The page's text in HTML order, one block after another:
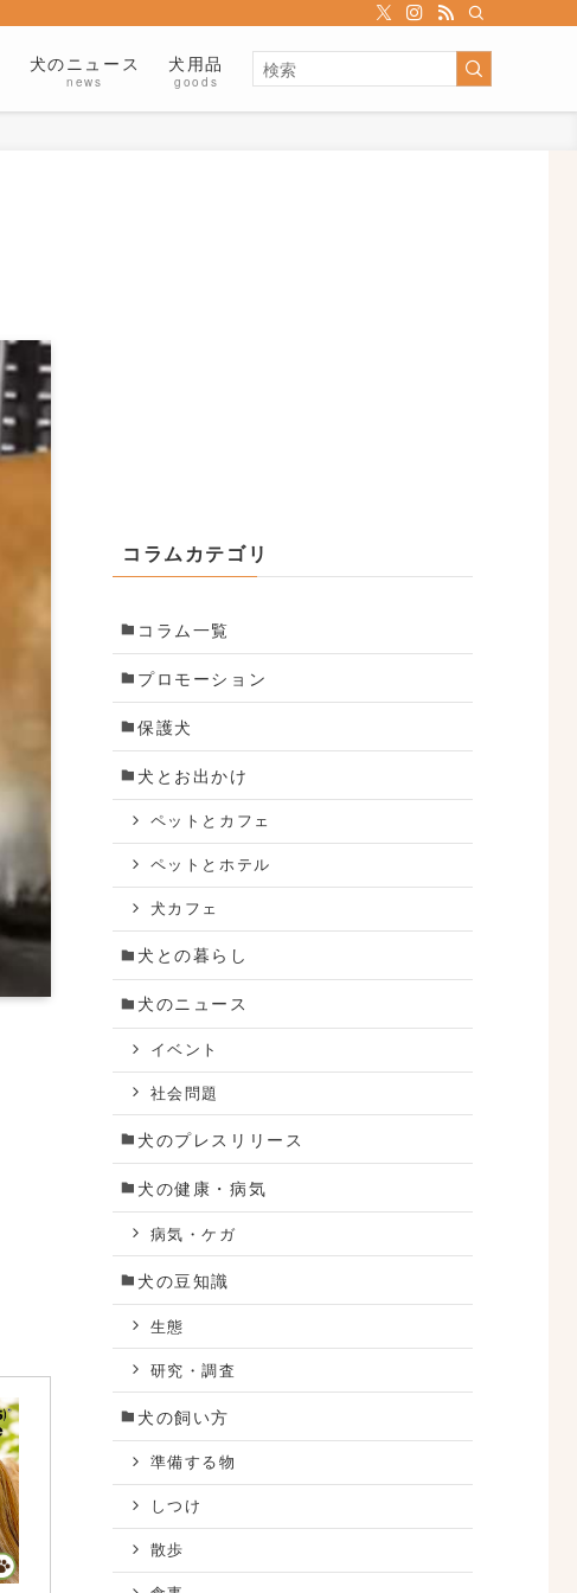
犬のニュース
news
犬用品
goods
コラムカテゴリ
コラム一覧
プロモーション
保護犬
犬とお出かけ
ペットとカフェ
ペットとホテル
犬カフェ
犬との暮らし
犬のニュース
イベント
社会問題
犬のプレスリリース
犬の健康・病気
病気・ケガ
犬の豆知識
生態
研究・調査
犬の飼い方
準備する物
しつけ
散歩